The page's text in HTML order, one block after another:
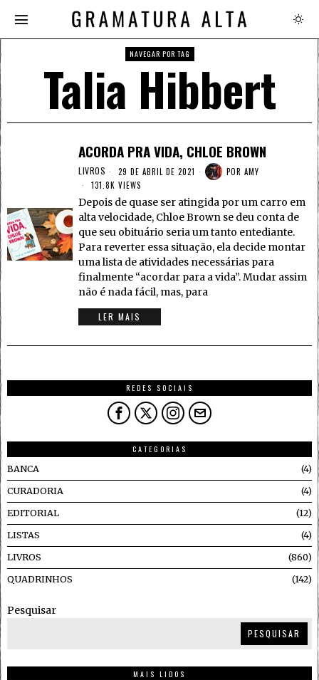
NAVEGAR POR TAG
Talia Hibbert
ACORDA PRA VIDA, CHLOE BROWN
LIVROS 29 DE ABRIL DE 2021 POR AMY
131.8K VIEWS
Depois de quase ser atingida por um carro em
alta velocidade, Chloe Brown se deu conta de
que seu obituário seria um tanto entediante.
Para reverter essa situação, ela decide montar
uma lista de atividades necessárias para
finalmente “acordar para a vida”. Mudar assim
não é nada fácil, mas, para
LER MAIS
REDES SOCIAIS
CATEGORIAS
BANCA
4
CURADORIA 4
EDITORIAL 12
LISTAS 4
LIVROS 860
QUADRINHOS 142
Pesquisar
PESQUISAR
MAIS LIDOS